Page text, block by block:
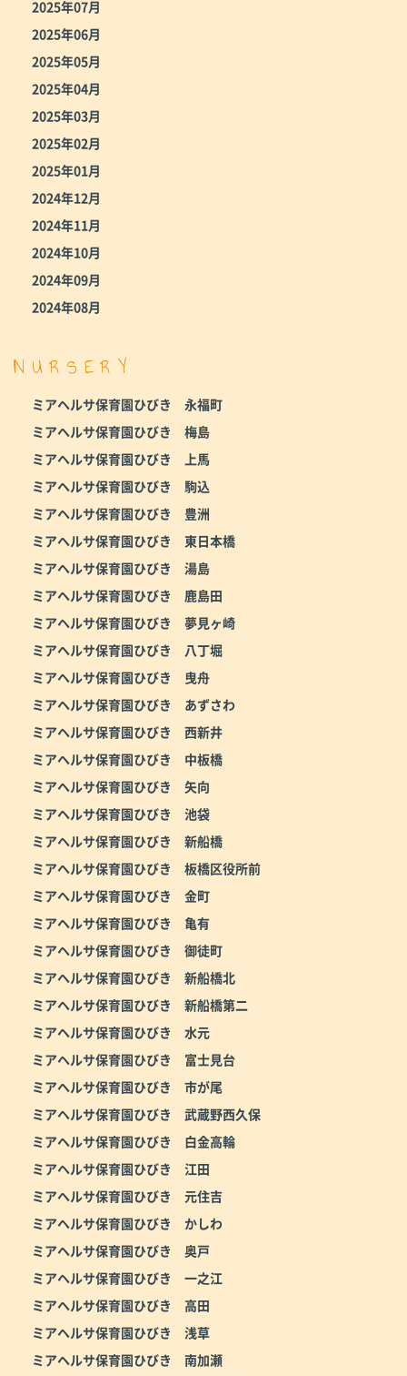
2025年07月
2025年06月
2025年05月
2025年04月
2025年03月
2025年02月
2025年01月
2024年12月
2024年11月
2024年10月
2024年09月
2024年08月
NURSERY
ミアヘルサ保育園ひびき 永福町
ミアヘルサ保育園ひびき 梅島
ミアヘルサ保育園ひびき 上馬
ミアヘルサ保育園ひびき 駒込
ミアヘルサ保育園ひびき 豊洲
ミアヘルサ保育園ひびき 東日本橋
ミアヘルサ保育園ひびき 湯島
ミアヘルサ保育園ひびき 鹿島田
ミアヘルサ保育園ひびき 夢見ヶ崎
ミアヘルサ保育園ひびき 八丁堀
ミアヘルサ保育園ひびき 曳舟
ミアヘルサ保育園ひびき あずさわ
ミアヘルサ保育園ひびき 西新井
ミアヘルサ保育園ひびき 中板橋
ミアヘルサ保育園ひびき 矢向
ミアヘルサ保育園ひびき 池袋
ミアヘルサ保育園ひびき 新船橋
ミアヘルサ保育園ひびき 板橋区役所前
ミアヘルサ保育園ひびき 金町
ミアヘルサ保育園ひびき 亀有
ミアヘルサ保育園ひびき 御徒町
ミアヘルサ保育園ひびき 新船橋北
ミアヘルサ保育園ひびき 新船橋第二
ミアヘルサ保育園ひびき 水元
ミアヘルサ保育園ひびき 富士見台
ミアヘルサ保育園ひびき 市が尾
ミアヘルサ保育園ひびき 武蔵野西久保
ミアヘルサ保育園ひびき 白金高輪
ミアヘルサ保育園ひびき 江田
ミアヘルサ保育園ひびき 元住吉
ミアヘルサ保育園ひびき かしわ
ミアヘルサ保育園ひびき 奥戸
ミアヘルサ保育園ひびき 一之江
ミアヘルサ保育園ひびき 高田
ミアヘルサ保育園ひびき 浅草
ミアヘルサ保育園ひびき 南加瀬